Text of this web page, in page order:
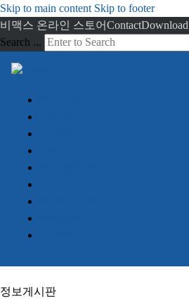
Skip to main content Skip to footer
비맥스 온라인 스토어ContactDownload
Search ...
정보게시판